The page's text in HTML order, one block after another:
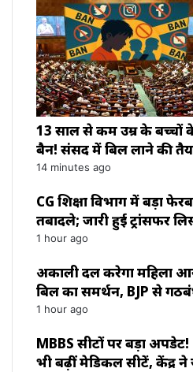
13 साल से कम उम्र के बच्चों
बैन! संसद में बिल लाने की
14 minutes ago
CG शिक्षा विभाग में बड़ा
तबादले; जारी हुई ट्रांसफर
1 hour ago
अकाली दल करेगा महिला
बिल का समर्थन, BJP से
1 hour ago
MBBS सीटों पर बड़ा अपडेट!
भी बढ़ीं मेडिकल सीटें, केंद्र ने